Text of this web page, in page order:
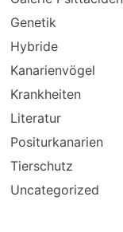
Genetik
Hybride
Kanarienvögel
Krankheiten
Literatur
Positurkanarien
Tierschutz
Uncategorized